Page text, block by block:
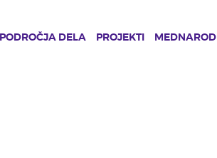
PODROČJA DELA PROJEKTI